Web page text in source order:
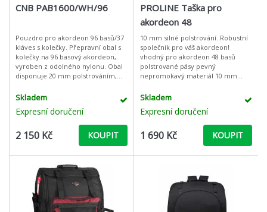
CNB PAB1600/WH/96
Pouzdro pro akordeon 96 basů/37
kláves s kolečky. Přepravní obal s
kolečky na 96 basový akordeon,
vyroben z odolného nylonu. Obal
disponuje 20 mm polstrováním,
ramena, rukojetí na přenos, pe
Skladem
Expresní doručení
2 150 Kč KOUPIT
PROLINE Taška pro
akordeon 48
10 mm silné polstrování. Robustní
společník pro váš akordeon!
vhodný pro akordeon 48 basů
polstrované pásy pevný
nepromokavý materiál 10 mm
přední straně. Vnitřní rozměry:
Skladem
Expresní doručení
1 690 Kč KOUPIT